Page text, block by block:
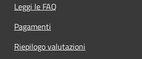
Leggi le FAQ
Pagamenti
Riepilogo valutazioni